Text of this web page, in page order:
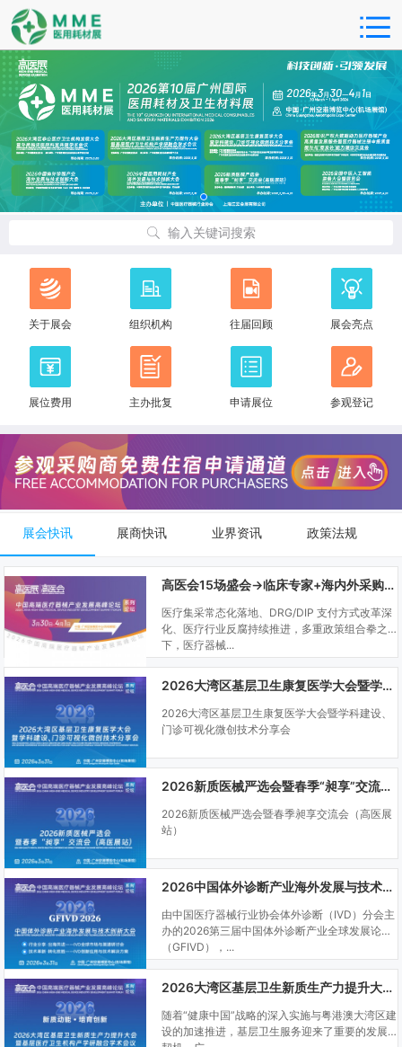
输入关键词搜索
关于展会 组织机构 往届回顾 展会亮点
展位费用 主办批复 申请展位 参观登记
展会快讯 展商快讯 业界资讯 政策法规
高医会15场盛会→临床专家+海内外采购商双向对接
医疗集采常态化落地、DRG/DIP 支付方式改革深
化、医疗行业反腐持续推进，多重政策组合拳之
下，医疗器械...
2026大湾区基层卫生康复医学大会暨学科建设、门诊可视化微创技术分享会
2026大湾区基层卫生康复医学大会暨学科建设、
门诊可视化微创技术分享会
2026新质医械严选会暨春季“昶享”交流会（高医展站）
2026新质医械严选会暨春季昶享交流会（高医展
站）
2026中国体外诊断产业海外发展与技术创新大会
由中国医疗器械行业协会体外诊断（IVD）分会主
办的2026第三届中国体外诊断产业全球发展论坛
（GFIVD），...
2026大湾区基层卫生新质生产力提升大会暨基层医疗卫生机构产学研融合学术会议
随着“健康中国”战略的深入实施与粤港澳大湾区建
设的加速推进，基层卫生服务迎来了重要的发展